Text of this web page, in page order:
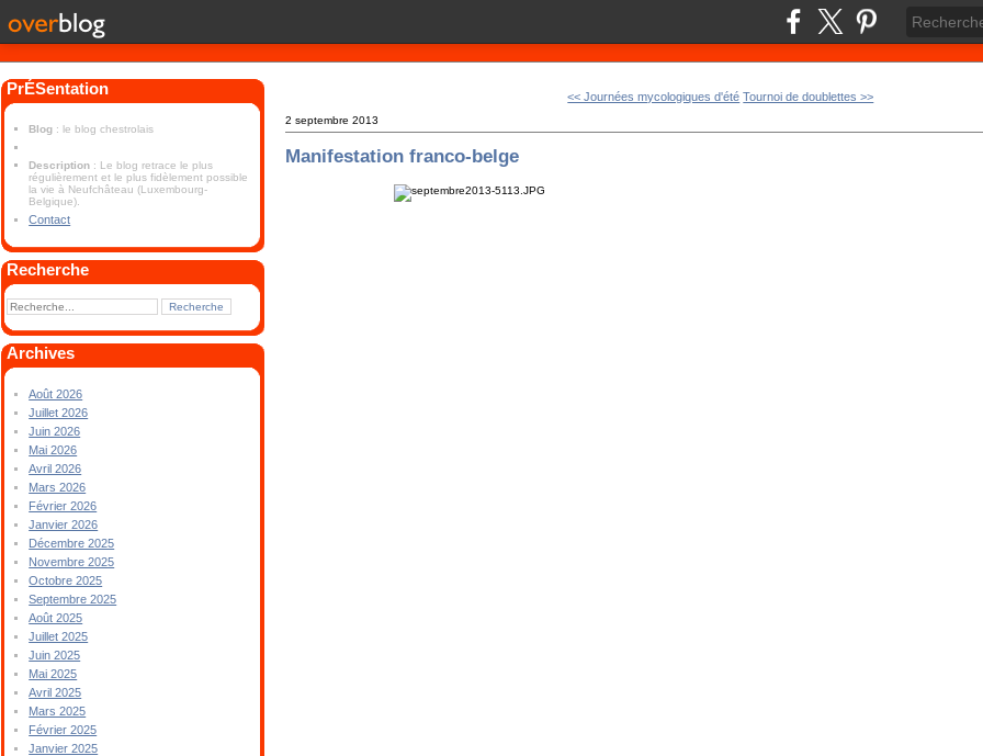
PrÉSentation
Blog : le blog chestrolais
Description : Le blog retrace le plus
régulièrement et le plus fidèlement possible
la vie à Neufchâteau (Luxembourg-
Belgique).
Contact
Recherche
Archives
Août 2026
Juillet 2026
Juin 2026
Mai 2026
Avril 2026
Mars 2026
Février 2026
Janvier 2026
Décembre 2025
Novembre 2025
Octobre 2025
Septembre 2025
Août 2025
Juillet 2025
Juin 2025
Mai 2025
Avril 2025
Mars 2025
Février 2025
Janvier 2025
<< Journées mycologiques d'été Tournoi de doublettes >>
2 septembre 2013
Manifestation franco-belge